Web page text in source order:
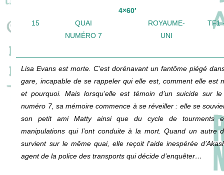
15
QUAI
NUMÉRO 7
4×60′
ROYAUME-
UNI
TF1
Lisa Evans est morte. C’est dorénavant un fantôme piégé
gare, incapable de se rappeler qui elle est, comment elle est
et pourquoi. Mais lorsqu’elle est témoin d’un suicide sur
numéro 7, sa mémoire commence à se réveiller : elle se
son petit ami Matty ainsi que du cycle de tourments
manipulations qui l’ont conduite à la mort. Quand un autre
survient sur le même quai, elle reçoit l’aide inespérée
agent de la police des transports qui décide d’enquêter…